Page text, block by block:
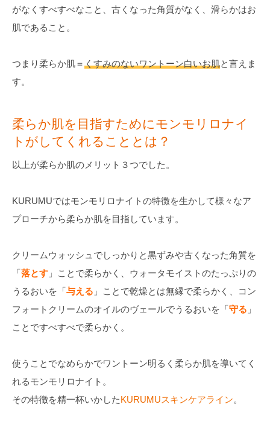
がなくすべすべなこと、古くなった角質がなく、滑らかはお
肌であること。
つまり柔らか肌＝くすみのないワントーン白いお肌と言えま
す。
柔らか肌を目指すためにモンモリロナイ
トがしてくれることとは？
以上が柔らか肌のメリット３つでした。
KURUMUではモンモリロナイトの特徴を生かして様々なア
プローチから柔らか肌を目指しています。
クリームウォッシュでしっかりと黒ずみや古くなった角質を
「落とす 」ことで柔らかく、ウォータモイストのたっぷりの
うるおいを「与える 」ことで乾燥とは無縁で柔らかく、コン
フォートクリームのオイルのヴェールでうるおいを「守る 」
ことですべすべで柔らかく。
使うことでなめらかでワントーン明るく柔らか肌を導いてく
れるモンモリロナイト。
その特徴を精一杯いかしたKURUMUスキンケアライン。